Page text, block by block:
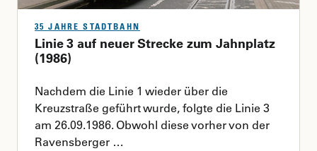
35 JAHRE STADTBAHN
Linie 3 auf neuer Strecke zum Jahnplatz
(1986)
Nachdem die Linie 1 wieder über die
Kreuzstraße geführt wurde, folgte die Linie 3
am 26.09.1986. Obwohl diese vorher von der
Ravensberger …